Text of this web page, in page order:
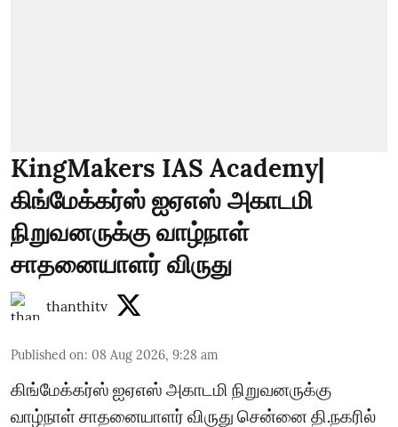
KingMakers IAS Academy|
கிங்மேக்கர்ஸ் ஐஏஎஸ் அகாடமி
நிறுவனருக்கு வாழ்நாள்
சாதனையாளர் விருது
thanthitv
Published on: 08 Aug 2026, 9:28 am
கிங்மேக்கர்ஸ் ஐஏஎஸ் அகாடமி நிறுவனருக்கு
வாழ்நாள் சாதனையாளர் விருது சென்னை தி.நகரில்